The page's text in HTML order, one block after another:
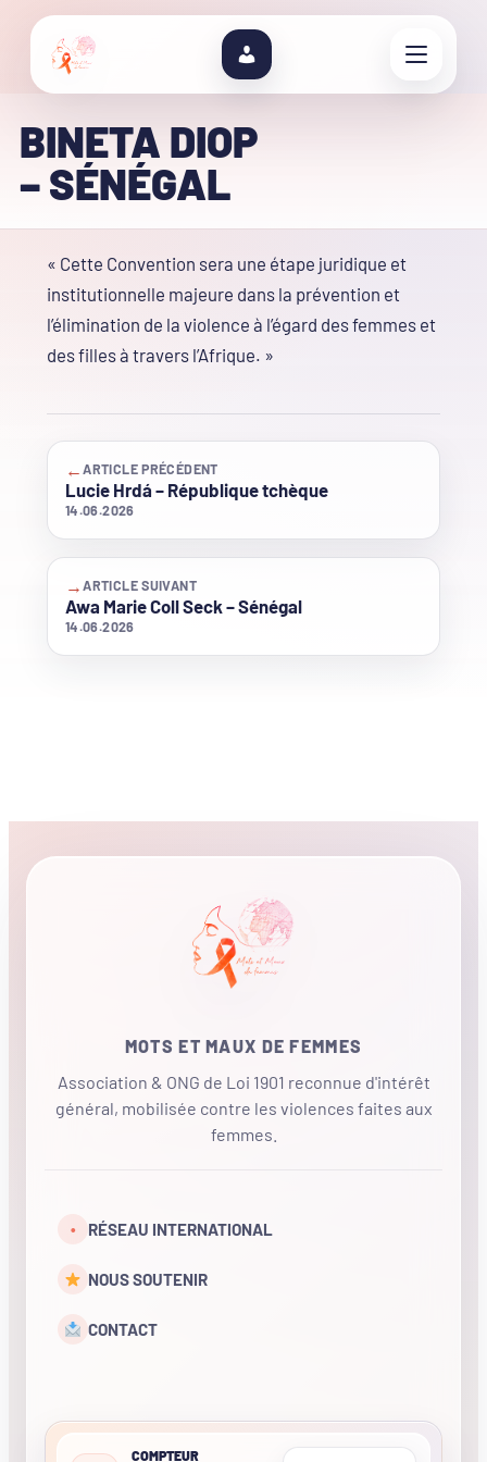
BINETA DIOP
– SÉNÉGAL
« Cette Convention sera une étape juridique et
institutionnelle majeure dans la prévention et
l’élimination de la violence à l’égard des femmes et
des filles à travers l’Afrique. »
←ARTICLE PRÉCÉDENT
Lucie Hrdá – République tchèque
14.06.2026
→ARTICLE SUIVANT
Awa Marie Coll Seck – Sénégal
14.06.2026
MOTS ET MAUX DE FEMMES
Association & ONG de Loi 1901 reconnue d'intérêt
général, mobilisée contre les violences faites aux
femmes.
• RÉSEAU INTERNATIONAL
NOUS SOUTENIR
CONTACT
COMPTEUR